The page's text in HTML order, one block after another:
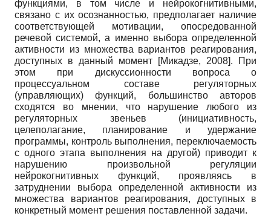
функциями, в том числе и нейрокогнитивными,
связано с их осознанностью, предполагает наличие
соответствующей мотивации, опосредованной
речевой системой, а именно выбора определенной
активности из множества вариантов реагирования,
доступных в данный момент
[Микадзе, 2008]. При
этом при дискуссионности вопроса о
процессуальном составе регуляторных
(управляющих) функций, большинство авторов
сходятся во мнении, что нарушение любого из
регуляторных звеньев (инициативность,
целеполагание, планирование и удержание
программы, контроль выполнения, переключаемость
с одного этапа выполнения на другой) приводит к
нарушению произвольной регуляции
нейрокогнитивных функций, проявляясь в
затруднении выбора определенной активности из
множества вариантов реагирования, доступных в
конкретный момент решения поставленной задачи.